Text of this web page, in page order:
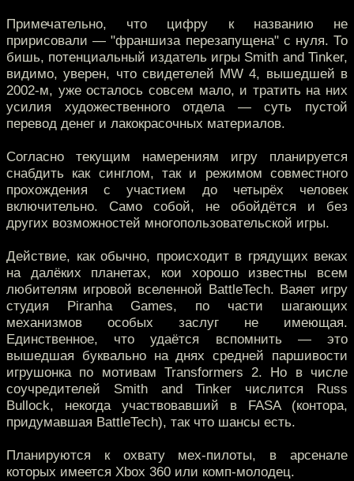
Примечательно, что цифру к названию не
пририсовали — "франшиза перезапущена" с нуля. То
бишь, потенциальный издатель игры Smith and Tinker,
видимо, уверен, что свидетелей MW 4, вышедшей в
2002-м, уже осталось совсем мало, и тратить на них
усилия художественного отдела — суть пустой
перевод денег и лакокрасочных материалов.
Согласно текущим намерениям игру планируется
снабдить как синглом, так и режимом совместного
прохождения с участием до четырёх человек
включительно. Само собой, не обойдётся и без
других возможностей многопользовательской игры.
Действие, как обычно, происходит в грядущих веках
на далёких планетах, кои хорошо известны всем
любителям игровой вселенной BattleTech. Ваяет игру
студия Piranha Games, по части шагающих
механизмов особых заслуг не имеющая.
Единственное, что удаётся вспомнить — это
вышедшая буквально на днях средней паршивости
игрушонка по мотивам Transformers 2. Но в числе
соучредителей Smith and Tinker числится Russ
Bullock, некогда участвовавший в FASA (контора,
придумавшая BattleTech), так что шансы есть.
Планируются к охвату мех-пилоты, в арсенале
которых имеется Xbox 360 или комп-молодец.